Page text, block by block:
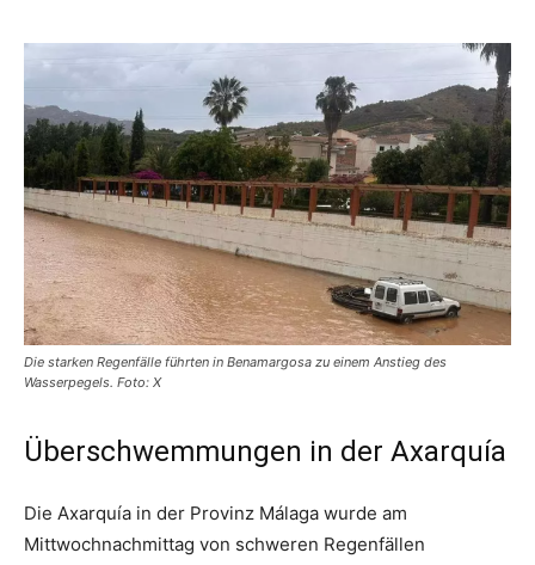
Die starken Regenfälle führten in Benamargosa zu einem Anstieg des
Wasserpegels. Foto: X
Überschwemmungen in der Axarquía
Die Axarquía in der Provinz Málaga wurde am
Mittwochnachmittag von schweren Regenfällen